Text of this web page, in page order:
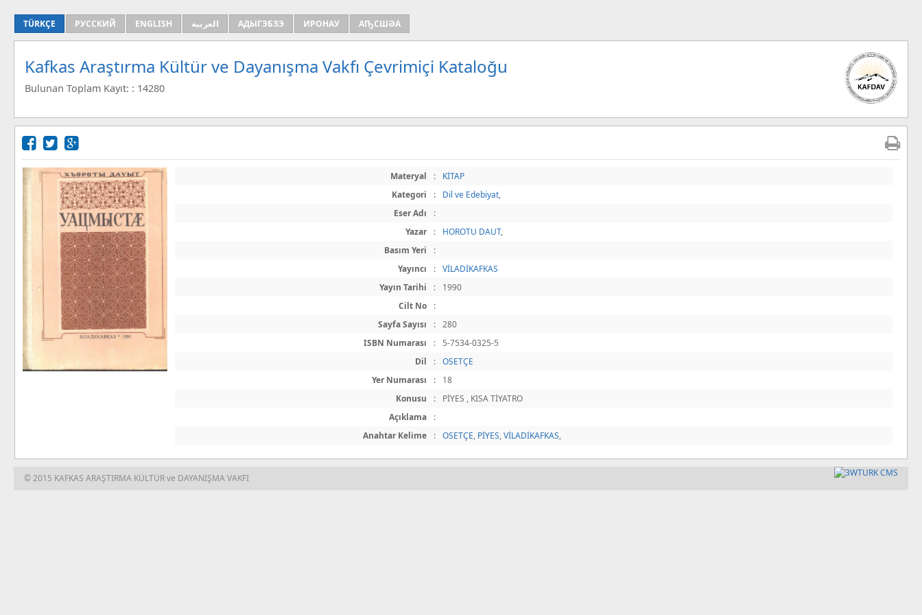
TÜRKÇE РУССКИЙ ENGLISH العربية АДЫГЭБЗЭ ИРОНАУ АҦСШӘА
Kafkas Araştırma Kültür ve Dayanışma Vakfı Çevrimiçi Kataloğu
Bulunan Toplam Kayıt: : 14280
Materyal :
KİTAP
Kategori
: Dil ve Edebiyat,
Eser Adı
:
Yazar
: HOROTU DAUT,
Basım Yeri
:
Yayıncı
:
VİLADİKAFKAS
Yayın Tarihi
:
1990
Cilt No
:
Sayfa Sayısı
:
280
ISBN Numarası
:
5-7534-0325-5
Dil
:
OSETÇE
Yer Numarası
:
18
Konusu
:
PİYES , KISA TİYATRO
Açıklama
:
Anahtar Kelime
: OSETÇE, PİYES,VİLADİKAFKAS,
© 2015 KAFKAS ARAŞTIRMA KÜLTÜR ve DAYANIŞMA VAKFI